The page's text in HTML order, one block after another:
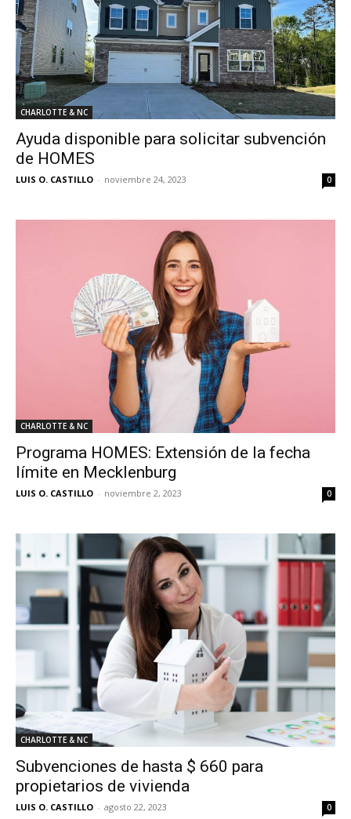
CHARLOTTE & NC
Ayuda disponible para solicitar subvención
de HOMES
LUIS O. CASTILLO - noviembre 24, 2023 0
CHARLOTTE & NC
Programa HOMES: Extensión de la fecha
límite en Mecklenburg
LUIS O. CASTILLO - noviembre 2, 2023 0
CHARLOTTE & NC
Subvenciones de hasta $ 660 para
propietarios de vivienda
LUIS O. CASTILLO - agosto 22, 2023 0